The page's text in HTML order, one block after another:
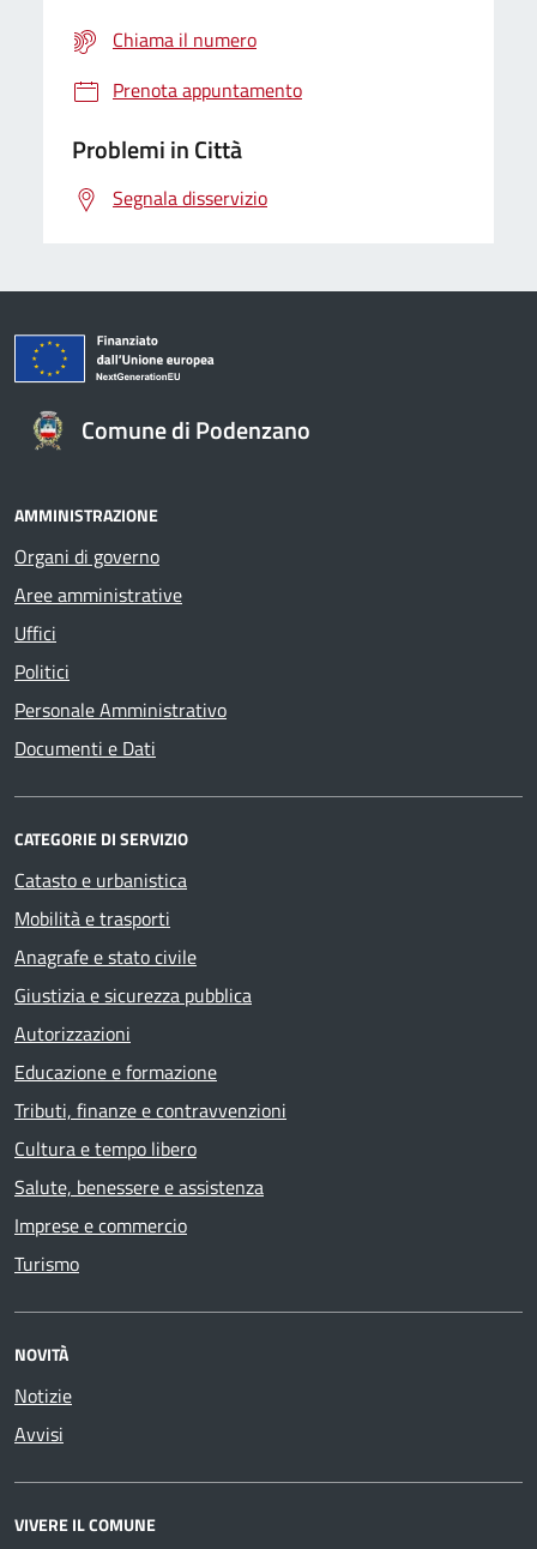
Chiama il numero
Prenota appuntamento
Problemi in Città
Segnala disservizio
Comune di Podenzano
AMMINISTRAZIONE
Organi di governo
Aree amministrative
Uffici
Politici
Personale Amministrativo
Documenti e Dati
CATEGORIE DI SERVIZIO
Catasto e urbanistica
Mobilità e trasporti
Anagrafe e stato civile
Giustizia e sicurezza pubblica
Autorizzazioni
Educazione e formazione
Tributi, finanze e contravvenzioni
Cultura e tempo libero
Salute, benessere e assistenza
Imprese e commercio
Turismo
NOVITÀ
Notizie
Avvisi
VIVERE IL COMUNE